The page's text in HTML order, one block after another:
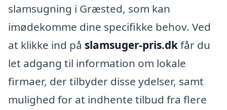
slamsugning i Græsted, som kan
imødekomme dine specifikke behov. Ved
at klikke ind på slamsuger-pris.dkfår du
let adgang til information om lokale
firmaer, der tilbyder disse ydelser, samt
mulighed for at indhente tilbud fra flere